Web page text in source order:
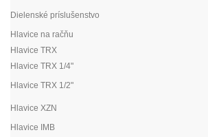
Dielenské príslušenstvo
Hlavice na račňu
Hlavice TRX
Hlavice TRX 1/4"
Hlavice TRX 1/2"
Hlavice XZN
Hlavice IMB